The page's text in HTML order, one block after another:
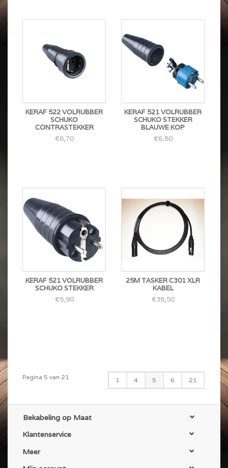
KERAF 522 VOLRUBBER
SCHUKO
CONTRASTEKKER
€6,70
KERAF 521 VOLRUBBER
SCHUKO STEKKER
BLAUWE KOP
€6,80
KERAF 521 VOLRUBBER
SCHUKO STEKKER
€5,90
25M TASKER C301 XLR
KABEL
€38,50
Pagina 5 van 21 1 4 5 6 21
Bekabeling op Maat
Klantenservice
Meer